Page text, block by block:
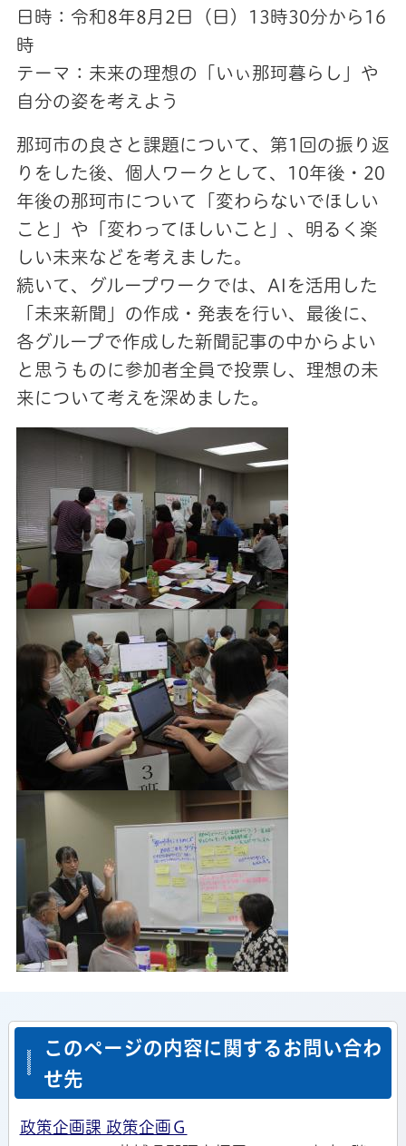
日時：令和8年8月2日（日）13時30分から16
時
テーマ：未来の理想の「いぃ那珂暮らし」や
自分の姿を考えよう
那珂市の良さと課題について、第1回の振り返
りをした後、個人ワークとして、10年後・20
年後の那珂市について「変わらないでほしい
こと」や「変わってほしいこと」、明るく楽
しい未来などを考えました。
続いて、グループワークでは、AIを活用した
「未来新聞」の作成・発表を行い、最後に、
各グループで作成した新聞記事の中からよい
と思うものに参加者全員で投票し、理想の未
来について考えを深めました。
このページの内容に関するお問い合わ
せ先
政策企画課 政策企画Ｇ